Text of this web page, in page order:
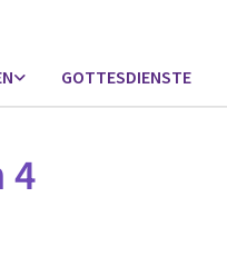
GOTTESDIENSTE
4